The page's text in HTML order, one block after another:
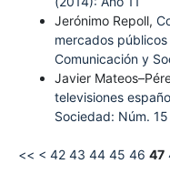
Jerónimo Repoll,
mercados
Comunicación y
Javier
televisiones
Sociedad: Núm.
<< < 42 43 44 45 46 47